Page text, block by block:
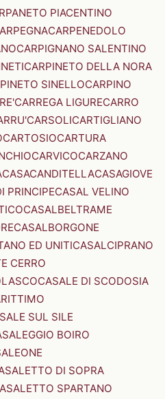
PIACENTINO
CARPENEDOLO
CARPIGNANO SALENTINO
CARPINETO DELLA NORA
SINELLOCARPINO
CARREGA LIGURECARRO
CARSOLICARTIGLIANO
CARTOSIOCARTURA
CARVICOCARZANO
CASACANDITELLACASAGIOVE
PRINCIPECASAL VELINO
CASALBELTRAME
CASALBORGONE
ED UNITICASALCIPRANO
CERRO
CASALE DI SCODOSIA
SUL SILE
BOIRO
DI SOPRA
SPARTANO